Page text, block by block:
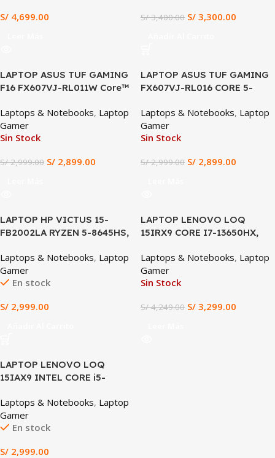
S/ 4,699.00 S/3,400.00 S/ 3,300.00
SALE
LAPTOP ASUS TUF GAMING
F16 FX607VJ-RL011W Core™
SSD, RTX™ 3050 6GB,
15.6FHD, WIN 11 HOME
Laptops & Notebooks, Laptop
Gamer
Sin Stock
S/2,999.00 S/ 2,899.00
SALE
LAPTOP ASUS TUF GAMING
FX607VJ-RL016 CORE 5-
RTX 3050 6GB, 16″ WUXGA
Laptops & Notebooks, Laptop
Gamer
Sin Stock
S/2,999.00 S/ 2,899.00
LAPTOP HP VICTUS 15-
FB2002LA RYZEN 5-8645HS,
512GB SSD, 15.6″ FHD 144HZ
Laptops & Notebooks, Laptop
Gamer
En stock
S/ 2,999.00
SALE
LAPTOP LENOVO LOQ
15IRX9 CORE I7-13650HX,
512GB SSD, 15.6″ FHD 144Hz
Laptops & Notebooks, Laptop
Gamer
Sin Stock
S/4,249.00 S/ 3,299.00
LAPTOP LENOVO LOQ
15IAX9 INTEL CORE i5-
SSD RTX 3050 6GB 15.6″ FHD
IPS
Laptops & Notebooks, Laptop
Gamer
En stock
S/ 2,999.00